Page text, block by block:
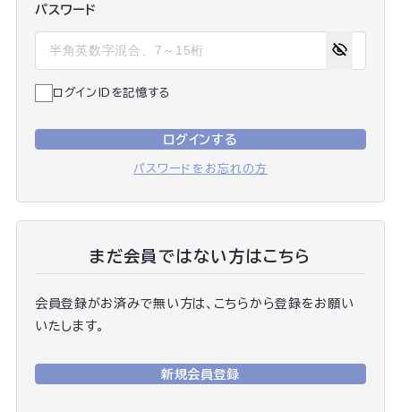
パスワード
ログインIDを記憶する
ログインする
パスワードをお忘れの方
まだ会員ではない方はこちら
会員登録がお済みで無い方は、こちらから登録をお願い
いたします。
新規会員登録